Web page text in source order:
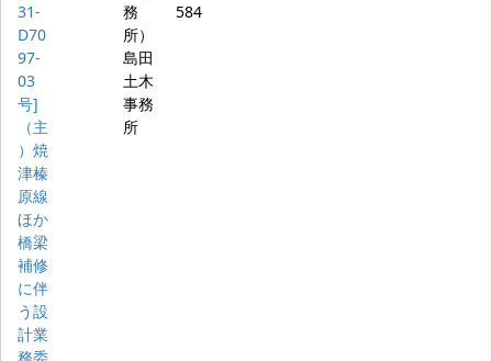
31-
D70
97-
03
号]
（主
）焼
津榛
原線
ほか
橋梁
補修
に伴
う設
計業
務
所）
島田
土木
事務
所
584